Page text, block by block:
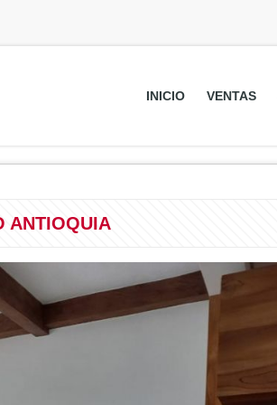
INICIO VENTAS
ANTIOQUIA